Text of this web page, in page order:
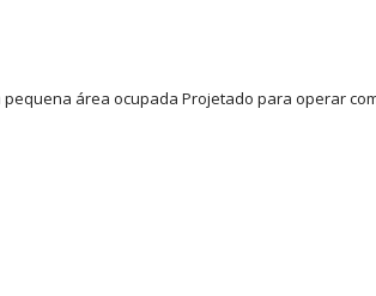
área ocupada Projetado para operar